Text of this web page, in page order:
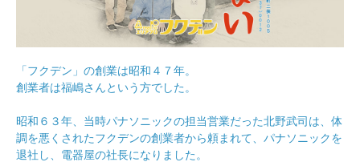
「フクデン」の創業は昭和４７年。
創業者は福嶋さんという方でした。
昭和６３年、当時パナソニックの担当営業だった北野武司は、体
調を悪くされたフクデンの創業者から頼まれて、パナソニックを
退社し、電器屋の社長になりました。